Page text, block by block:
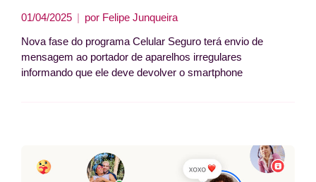
01/04/2025 por Felipe Junqueira
Nova fase do programa Celular Seguro terá envio de
mensagem ao portador de aparelhos irregulares
informando que ele deve devolver o smartphone